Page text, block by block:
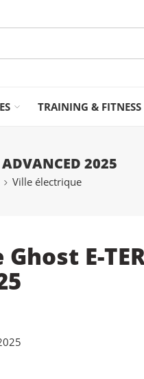
TRAINING & FITNESS
2025
Ville électrique
E-